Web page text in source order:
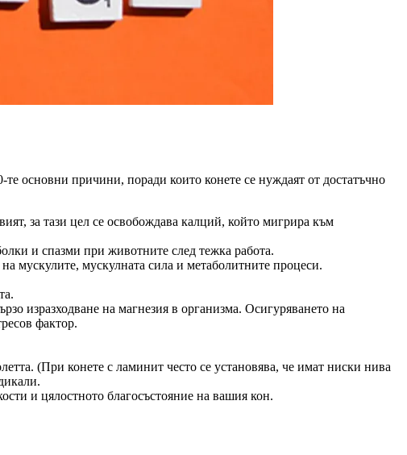
основни причини, поради които конете се нуждаят от достатъчно
за тази цел се освобождава калций, който мигрира към
и спазми при животните след тежка работа.
мускулите, мускулната сила и метаболитните процеси.
изразходване на магнезия в организма. Осигуряването на
фактор.
(При конете с ламинит често се установява, че имат ниски нива
и цялостното благосъстояние на вашия кон.